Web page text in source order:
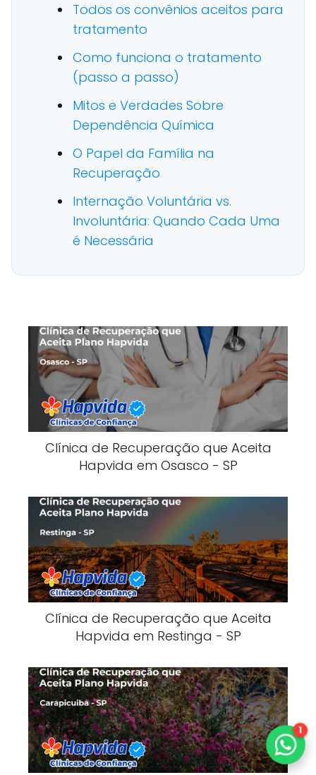
Todos os convênios aceitos para
tratamento
Como funciona o tratamento
(passo a passo)
Mitos e Verdades Sobre
Dependência Química
O Papel da Família na
Recuperação
Internação Voluntária vs.
Involuntária: Quando Cada Uma
é Necessária
Clínica de Recuperação que Aceita
Hapvida em Osasco - SP
Clínica de Recuperação que Aceita
Hapvida em Restinga - SP
1